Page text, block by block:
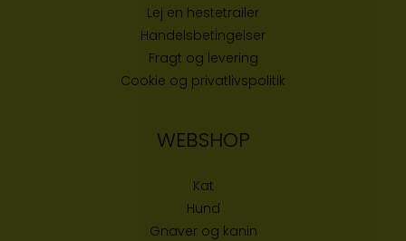
Lej en hestetrailer
Handelsbetingelser
Fragt og levering
Cookie og privatlivspolitik
WEBSHOP
Kat
Hund
Gnaver og kanin